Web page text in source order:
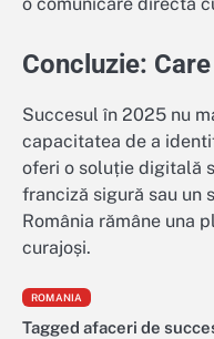
Concluzie:
Succesul în 2025 nu
capacitatea de a
oferi o soluție digitală
franciză sigură sau un
România rămâne una
curajoși.
ROMANIA
Tagged afaceri de